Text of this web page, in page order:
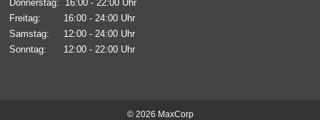
Donnerstag: 16:00 - 22:00 Uhr
Freitag: 16:00 - 24:00 Uhr
Samstag: 12:00 - 24:00 Uhr
Sonntag: 12:00 - 22:00 Uhr
© 2026 MaxCorp